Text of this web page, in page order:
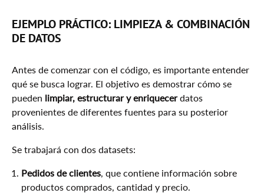
EJEMPLO PRÁCTICO: LIMPIEZA & COMBINACIÓN
DE DATOS
Antes de comenzar con el código, es importante entender
qué se busca lograr. El objetivo es demostrar cómo se
pueden limpiar, estructurar y enriquecerdatos
provenientes de diferentes fuentes para su posterior
análisis.
Se trabajará con dos datasets:
Pedidos de clientes, que contiene información sobre
productos comprados, cantidad y precio.